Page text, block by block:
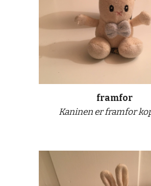
framfor
Kaninen er framfor